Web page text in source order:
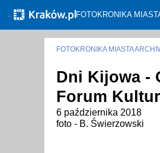
← FOTOKRONIKA
FOTOKRONIKA MIASTA
Dni Kijowa -
Forum
6 października 2018
foto - B. Świerzowski